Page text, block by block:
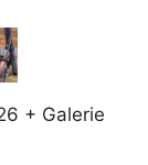
+ Galerie